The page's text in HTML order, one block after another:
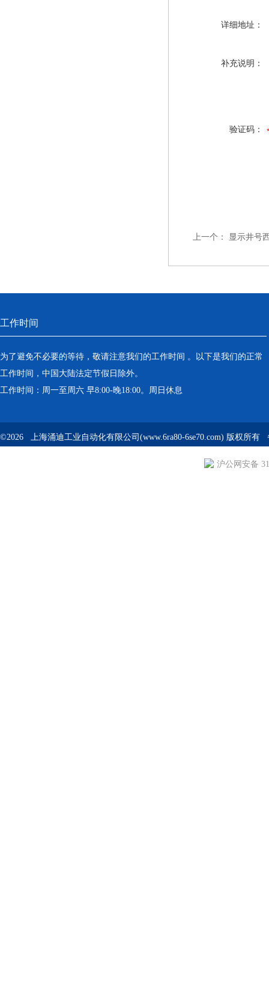
详细地址：
补充说明：
验证码：
上一个： 显示井号
工作时间
为了避免不必要的等待，敬请注意我们的工作时间 。以下是我们的正常
工作时间，中国大陆法定节假日除外。
工作时间：周一至周六 早8:00-晚18:00。周日休息
©2026 上海涌迪工业自动化有限公司(www.6ra80-6se70.com) 版权所有
沪公网安备